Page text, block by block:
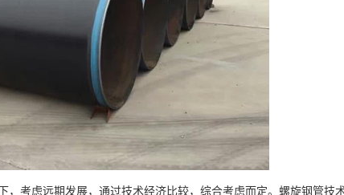
，考虑远期发展，通过技术经济比较，综合考虑而定。螺旋钢管技